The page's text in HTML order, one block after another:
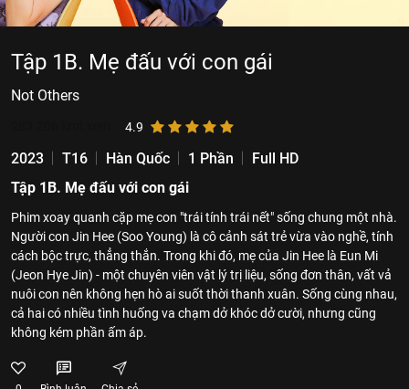
Tập 1B. Mẹ đấu với con gái
Not Others
4.9
2023 T16 Hàn Quốc 1 Phần
Full HD
Tập 1B. Mẹ đấu với con gái
Phim xoay quanh cặp mẹ con "trái tính trái nết" sống chung một nhà.
Người con Jin Hee (Soo Young) là cô cảnh sát trẻ vừa vào nghề, tính
cách bộc trực, thẳng thắn. Trong khi đó, mẹ của Jin Hee là Eun Mi
(Jeon Hye Jin) - một chuyên viên vật lý trị liệu, sống đơn thân, vất vả
nuôi con nên không hẹn hò ai suốt thời thanh xuân. Sống cùng nhau,
cả hai có nhiều tình huống va chạm dở khóc dở cười, nhưng cũng
không kém phần ấm áp.